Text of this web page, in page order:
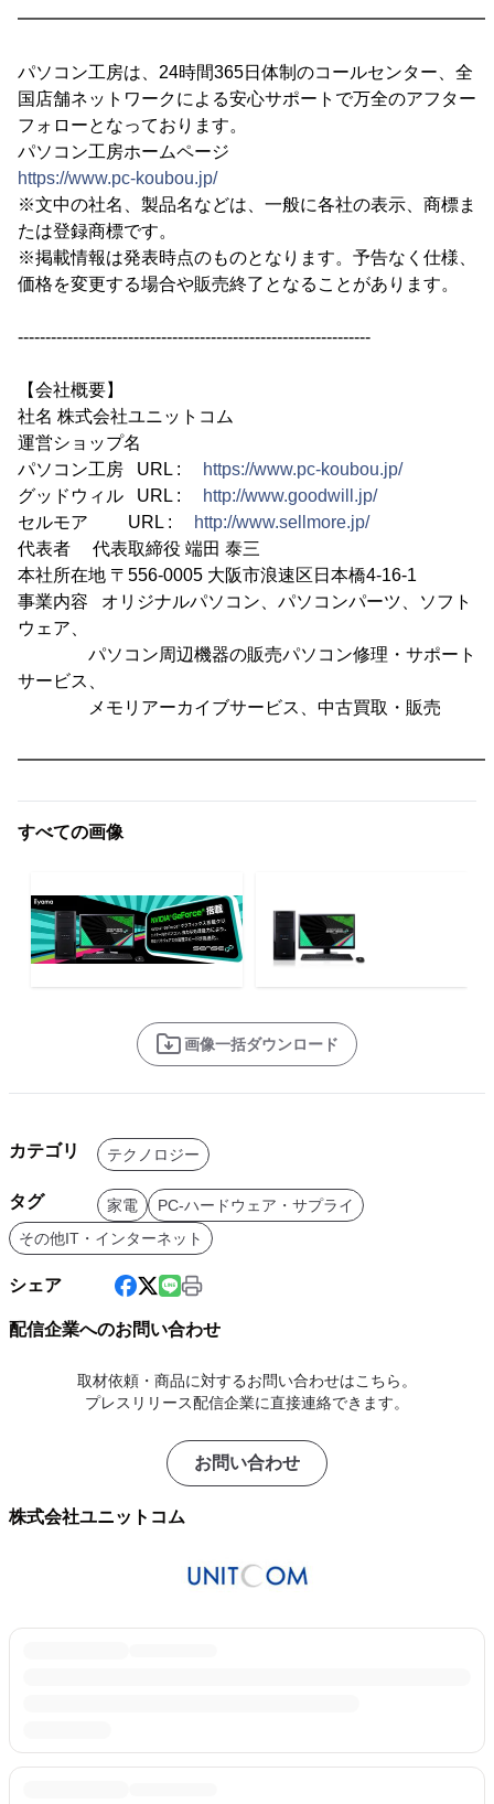
パソコン工房は、24時間365日体制のコールセンター、全
国店舗ネットワークによる安心サポートで万全のアフター
フォローとなっております。
パソコン工房ホームページ
https://www.pc-koubou.jp/
※文中の社名、製品名などは、一般に各社の表示、商標ま
たは登録商標です。
※掲載情報は発表時点のものとなります。予告なく仕様、
価格を変更する場合や販売終了となることがあります。
----------------------------------------------------------------
【会社概要】
社名 株式会社ユニットコム
運営ショップ名
パソコン工房 URL :
https://www.pc-koubou.jp/
グッドウィル URL :
http://www.goodwill.jp/
セルモア URL :
http://www.sellmore.jp/
代表者 代表取締役 端田 泰三
本社所在地 〒556-0005 大阪市浪速区日本橋4-16-1
事業内容 オリジナルパソコン、パソコンパーツ、ソフト
ウェア、
パソコン周辺機器の販売パソコン修理・サポート
サービス、
メモリアーカイブサービス、中古買取・販売
すべての画像
画像一括ダウンロード
カテゴリ テクノロジー
タグ 家電
PC-ハードウェア・サプライ
その他IT・インターネット
シェア
配信企業へのお問い合わせ
取材依頼・商品に対するお問い合わせはこちら。
プレスリリース配信企業に直接連絡できます。
お問い合わせ
株式会社ユニットコム